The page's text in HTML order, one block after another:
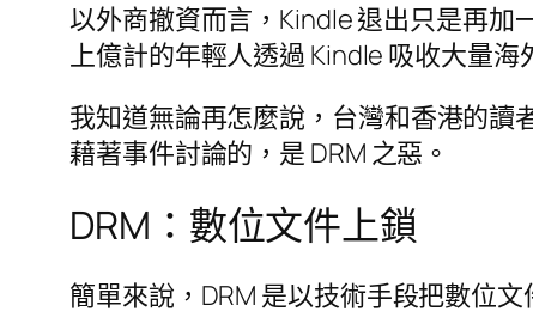
以外商撤資而言，Kindle 退出只是再加
上億計的年輕人透過 Kindle 吸收大量
我知道無論再怎麼說，台灣和香港的
藉著事件討論的，是 DRM 之惡。
DRM：數位文件上鎖
簡單來說，DRM 是以技術手段把數位